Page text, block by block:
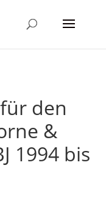
den
&
1994 bis